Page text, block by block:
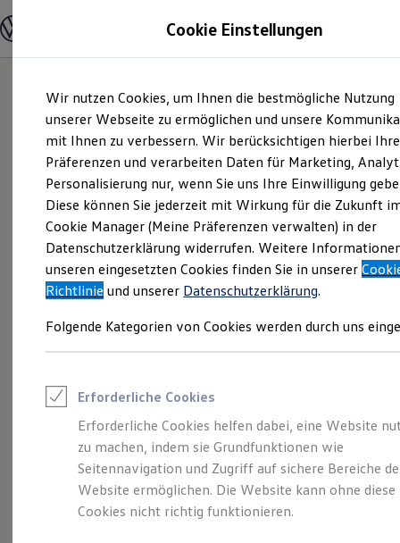
Hauptinhalt
springen
Footer
springen
Modelle und Konfigurator
Modelle vergleichen
Elektroautos
ENERGY Sondermodelle
Nutzfahrzeuge
SUV und CUV
Familienautos
Kombis
Kompaktwagen
Sportwagen
Schnell verfügbare Fahrzeuge
Angebote und Produkte
Aktuelle Angebote
E-Auto-Förderung
Volkswagen Marktplatz
Junge Gebrauchtwagen und Gebrauchtwagen
Saisonangebote
Leasing
Leasing-Angebote
Gebrauchtwagen Leasing
Junge Gebrauchtwagen-Leasing
Elektroauto Leasing
Kleinwagen-Leasing
Leasing ohne Anzahlung
Der T-Roc
Cookie Einstellungen
Wir nutzen Cookies, um Ihnen die bestmögliche Nutzung
unserer Webseite zu ermöglichen und unsere
mit Ihnen zu verbessern. Wir berücksichtigen hierbei Ihre
Präferenzen und verarbeiten Daten für Marketing,
Personalisierung nur, wenn Sie uns Ihre Einwilligung
Diese können Sie jederzeit mit Wirkung für die Zukunft
Cookie Manager (Meine Präferenzen verwalten) in der
Datenschutzerklärung widerrufen. Weitere
unseren eingesetzten Cookies finden Sie in unserer
Richtlinie und unserer Datenschutzerklärung.
Folgende Kategorien von Cookies werden durch uns
Erforderliche Cookies
Erforderliche Cookies helfen dabei, eine Website
zu machen, indem sie Grundfunktionen wie
Seitennavigation und Zugriff auf sichere Bereiche
Website ermöglichen. Die Website kann ohne diese
Cookies nicht richtig funktionieren.